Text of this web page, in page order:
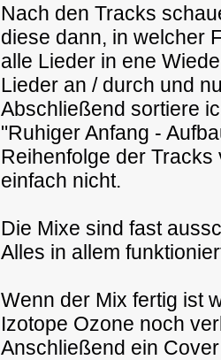
Nach den Tracks
diese dann, in welcher
alle Lieder in ene
Lieder an / durch und
Abschließend sortiere
"Ruhiger Anfang -
Reihenfolge der
einfach nicht.
Die Mixe sind fast
Alles in allem
Wenn der Mix fertig ist
Izotope Ozone noch
Anschließend ein